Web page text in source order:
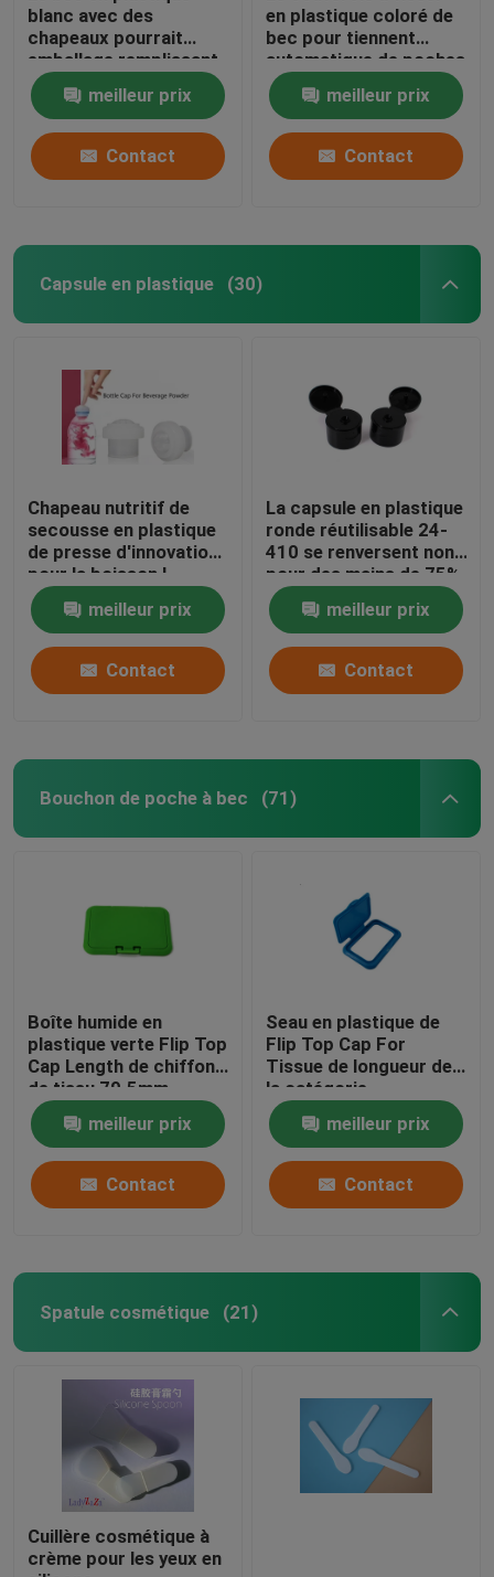
Tenez la machine de cachetage de poche
D'autres produits en plastique
Couvercle d'essuie-glace
blanc avec des
chapeaux pourrait
emballage remplissant
automatique sur la
poche Doypack de bec
meilleur prix
Contact
en plastique coloré de
bec pour tiennent
automatique de poches
rempli
meilleur prix
Contact
Capsule en plastique (30)
Chapeau nutritif de
secousse en plastique
de presse d'innovation
pour la boisson L -
emballage de vitamine
de carnitinemeilleur prix
Contact
La capsule en plastique
ronde réutilisable 24-
410 se renversent non
pour des mains de 75%
Achohol que
l'aseptisant met en
bouteille
meilleur prix
Contact
Bouchon de poche à bec (71)
Boîte humide en
plastique verte Flip Top
Cap Length de chiffon
de tissu 79.5mm
meilleur prix
Contact
Seau en plastique de
Flip Top Cap For
Tissue de longueur de
la catégorie
comestible 112mm
meilleur prix
Contact
Spatule cosmétique (21)
Cuillère cosmétique à
crème pour les yeux en